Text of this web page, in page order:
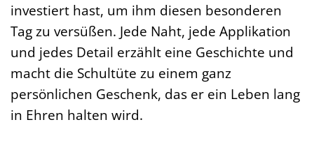
investiert hast, um ihm diesen besonderen
Tag zu versüßen. Jede Naht, jede Applikation
und jedes Detail erzählt eine Geschichte und
macht die Schultüte zu einem ganz
persönlichen Geschenk, das er ein Leben lang
in Ehren halten wird.